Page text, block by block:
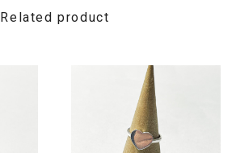
Related product